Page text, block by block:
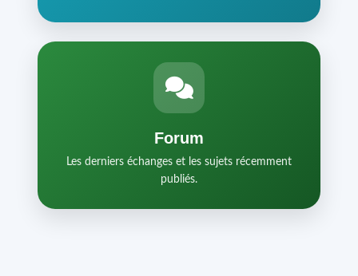
Forum
Les derniers échanges et les sujets récemment
publiés.